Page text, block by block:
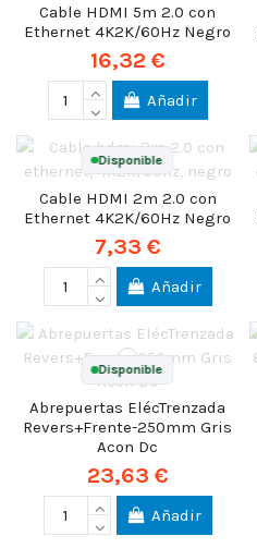
Cable HDMI 5m 2.0 con
Ethernet 4K2K/60Hz Negro
16,32 €
Añadir
Disponible
Cable HDMI 2m 2.0 con
Ethernet 4K2K/60Hz Negro
7,33 €
Añadir
Disponible
Abrepuertas ElécTrenzada
Revers+Frente-250mm Gris
Acon Dc
23,63 €
Añadir